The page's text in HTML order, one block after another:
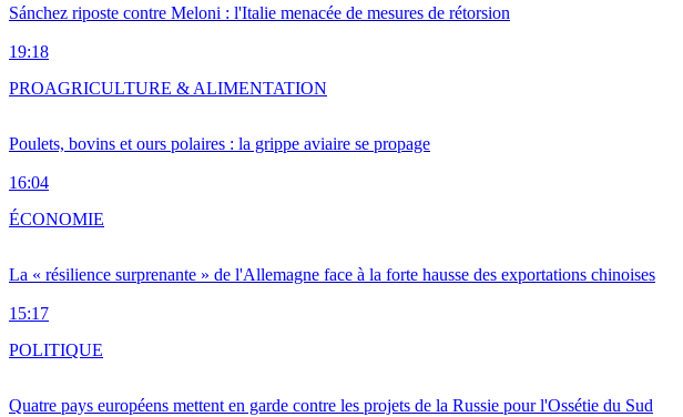
Sánchez riposte contre Meloni : l'Italie menacée de mesures de rétorsion
19:18
Poulets, bovins et ours polaires : la grippe aviaire se propage
16:04
PROAGRICULTURE & ALIMENTATION
La « résilience surprenante » de l'Allemagne face à la forte hausse des exportations chinoises
15:17
ÉCONOMIE
Quatre pays européens mettent en garde contre les projets de la Russie pour l'Ossétie du Sud
POLITIQUE